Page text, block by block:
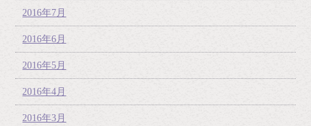
2016年7月
2016年6月
2016年5月
2016年4月
2016年3月